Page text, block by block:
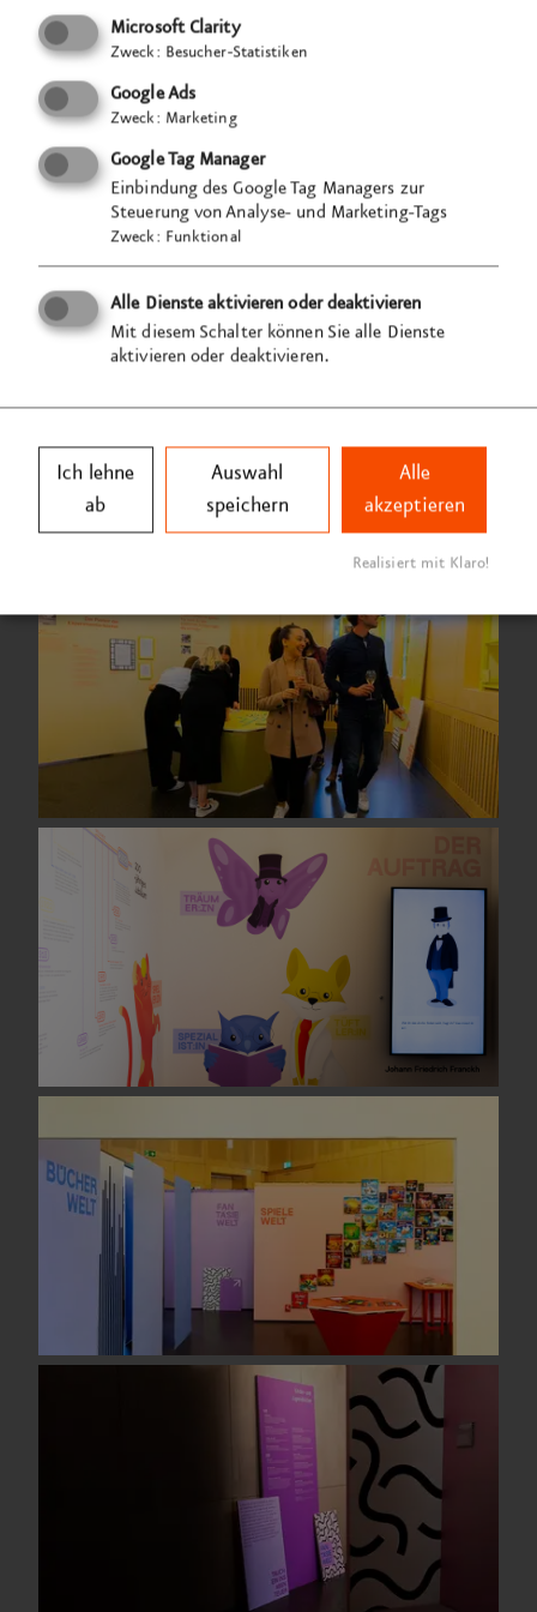
Microsoft Clarity
Zweck: Besucher-Statistiken
Google Ads
Zweck: Marketing
Google Tag Manager
Einbindung des Google Tag Managers zur
Steuerung von Analyse- und Marketing-Tags
Zweck: Funktional
Alle Dienste aktivieren oder deaktivieren
Mit diesem Schalter können Sie alle Dienste
aktivieren oder deaktivieren.
Ich lehne
ab
Auswahl
speichern
Alle
akzeptieren
Realisiert mit Klaro!